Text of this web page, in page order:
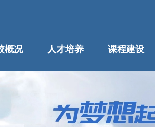
概况 人才培养 课程建设